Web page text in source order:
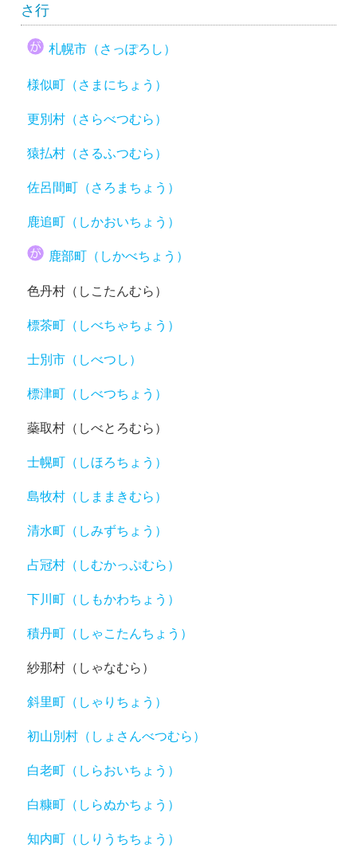
さ行
札幌市（さっぽろし）
様似町（さまにちょう）
更別村（さらべつむら）
猿払村（さるふつむら）
佐呂間町（さろまちょう）
鹿追町（しかおいちょう）
鹿部町（しかべちょう）
色丹村（しこたんむら）
標茶町（しべちゃちょう）
士別市（しべつし）
標津町（しべつちょう）
蘂取村（しべとろむら）
士幌町（しほろちょう）
島牧村（しままきむら）
清水町（しみずちょう）
占冠村（しむかっぷむら）
下川町（しもかわちょう）
積丹町（しゃこたんちょう）
紗那村（しゃなむら）
斜里町（しゃりちょう）
初山別村（しょさんべつむら）
白老町（しらおいちょう）
白糠町（しらぬかちょう）
知内町（しりうちちょう）